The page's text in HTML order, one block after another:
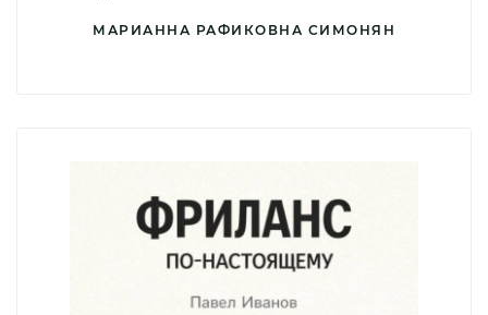
МАРИАННА РАФИКОВНА СИМОНЯН